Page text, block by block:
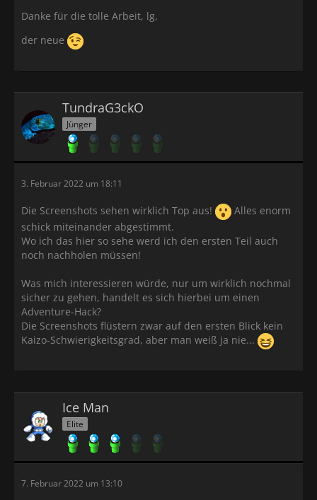
Danke für die tolle Arbeit, lg,
der neue
TundraG3ckO
Jünger
3. Februar 2022 um 18:11
Die Screenshots sehen wirklich Top aus!
Alles enorm
schick miteinander abgestimmt.
Wo ich das hier so sehe werd ich den ersten Teil auch
noch nachholen müssen!
Was mich interessieren würde, nur um wirklich nochmal
sicher zu gehen, handelt es sich hierbei um einen
Adventure-Hack?
Die Screenshots flüstern zwar auf den ersten Blick kein
Kaizo-Schwierigkeitsgrad, aber man weiß ja nie...
Ice Man
Elite
7. Februar 2022 um 13:10